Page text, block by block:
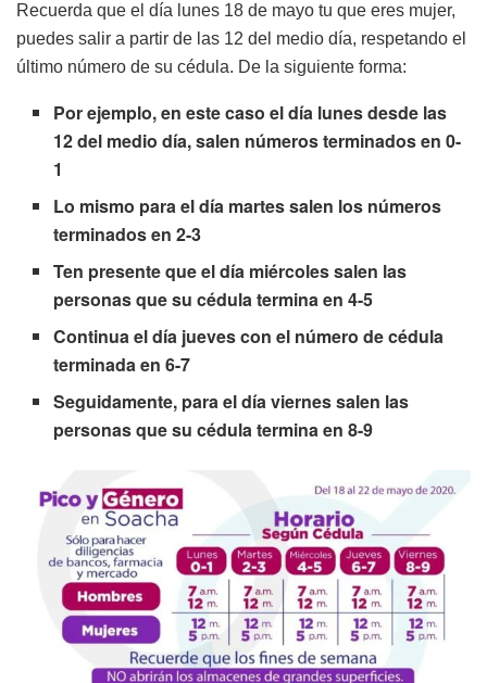
Recuerda que el día lunes 18 de mayo tu que eres mujer,
puedes salir a partir de las 12 del medio día, respetando el
último número de su cédula. De la siguiente forma:
Por ejemplo, en este caso el día lunes desde las
12 del medio día, salen números terminados en 0-
1
Lo mismo para el día martes salen los números
terminados en 2-3
Ten presente que el día miércoles salen las
personas que su cédula termina en 4-5
Continua el día jueves con el número de cédula
terminada en 6-7
Seguidamente, para el día viernes salen las
personas que su cédula termina en 8-9